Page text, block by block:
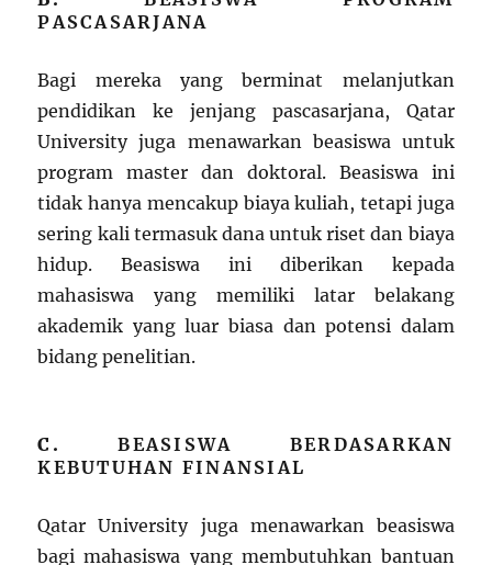
PASCASARJANA
Bagi mereka yang berminat melanjutkan
pendidikan ke jenjang pascasarjana, Qatar
University juga menawarkan beasiswa untuk
program master dan doktoral. Beasiswa ini
tidak hanya mencakup biaya kuliah, tetapi juga
sering kali termasuk dana untuk riset dan biaya
hidup. Beasiswa ini diberikan kepada
mahasiswa yang memiliki latar belakang
akademik yang luar biasa dan potensi dalam
bidang penelitian.
C.BEASISWA BERDASARKAN
KEBUTUHAN FINANSIAL
Qatar University juga menawarkan beasiswa
bagi mahasiswa yang membutuhkan bantuan